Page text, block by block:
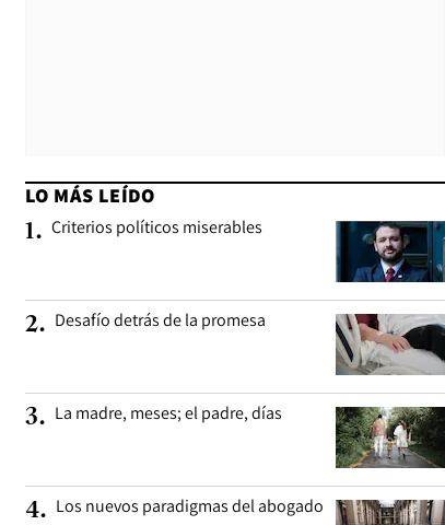
LO MÁS LEÍDO
1. Criterios políticos miserables
2. Desafío detrás de la promesa
3. La madre, meses; el padre, días
4. Los nuevos paradigmas del abogado